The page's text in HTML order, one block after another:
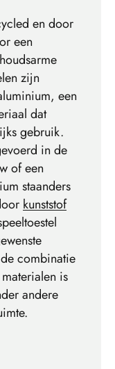
en door
een
zijn
een
dat
gebruik.
in de
of een
staanders
kunststof
combinatie
is
andere